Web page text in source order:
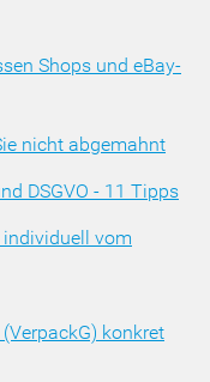
Shops und eBay-
nicht abgemahnt
DSGVO - 11 Tipps
individuell vom
konkret